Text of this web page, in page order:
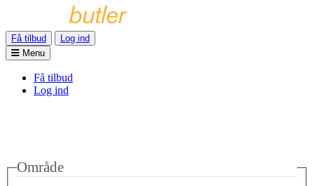
Få tilbud
Log ind
Menu
Få tilbud
Log ind
Område